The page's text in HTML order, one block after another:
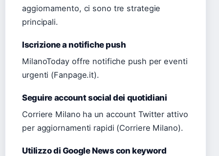
aggiornamento, ci sono tre strategie
principali.
Iscrizione a notifiche push
MilanoToday offre notifiche push per eventi
urgenti (Fanpage.it).
Seguire account social dei quotidiani
Corriere Milano ha un account Twitter attivo
per aggiornamenti rapidi (Corriere Milano).
Utilizzo di Google News con keyword